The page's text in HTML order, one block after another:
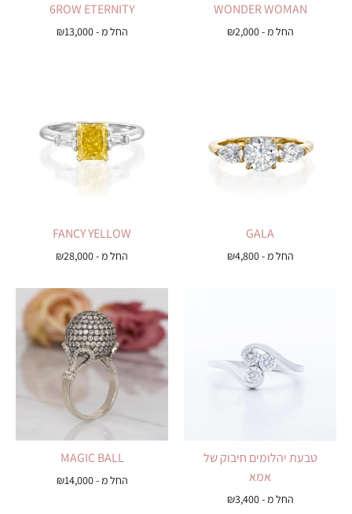
WONDER WOMAN
החל מ - ₪2,000
6ROW ETERNITY
החל מ - ₪13,000
GALA
החל מ - ₪4,800
FANCY YELLOW
החל מ - ₪28,000
טבעת יהלומים חיבוק של
אמא
החל מ - ₪3,400
MAGIC BALL
החל מ - ₪14,000